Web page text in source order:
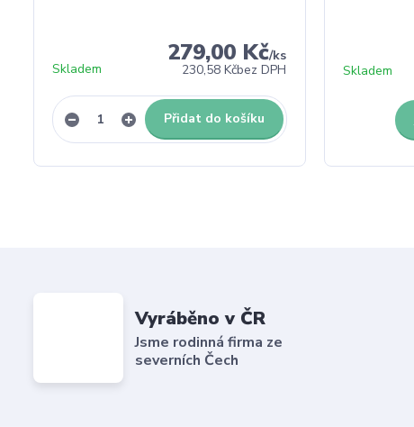
279,00 Kč/ks
230,58 Kčbez DPH
Skladem
Přidat do košíku
Skladem
Vyráběno v ČR
Jsme rodinná firma ze
severních Čech